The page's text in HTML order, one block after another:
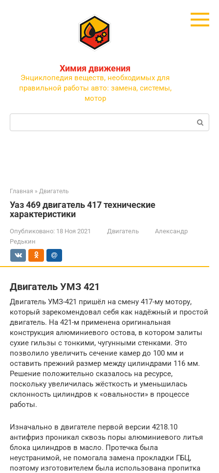
Химия движения
Энциклопедия веществ, необходимых для
правильной работы авто: замена, системы,
мотор
Поиск:
Главная » Двигатель
Уаз 469 двигатель 417 технические
характеристики
Опубликовано: 18 Ноя 2021 Двигатель
Александр
Редькин
Двигатель УМЗ 421
Двигатель УМЗ-421 пришёл на смену 417-му мотору,
который зарекомендовал себя как надёжный и простой
двигатель. На 421-м применена оригинальная
конструкция алюминиевого остова, в котором залиты
сухие гильзы с тонкими, чугунными стенками. Это
позволило увеличить сечение камер до 100 мм и
оставить прежний размер между цилиндрами 116 мм.
Решение положительно сказалось на ресурсе,
поскольку увеличилась жёсткость и уменьшилась
склонность цилиндров к «овальности» в процессе
работы.
Изначально в двигателе первой версии 4218.10
антифриз проникал сквозь поры алюминиевого литья
блока цилиндров в масло. Протечка была
неустранимой, не помогала замена прокладки ГБЦ,
поэтому изготовителем была использована пропитка